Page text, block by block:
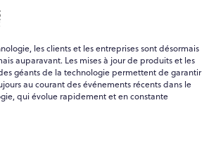
les clients et les entreprises sont désormais
auparavant. Les mises à jour de produits et les
géants de la technologie permettent de garantir
au courant des événements récents dans le
qui évolue rapidement et en constante